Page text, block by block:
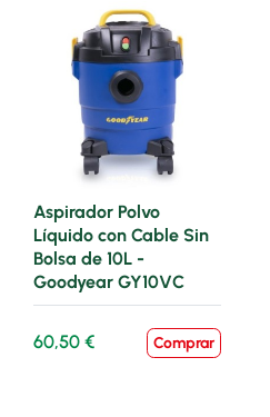
Aspirador Polvo
Líquido con Cable Sin
Bolsa de 10L -
Goodyear GY10VC
60,50 € Comprar